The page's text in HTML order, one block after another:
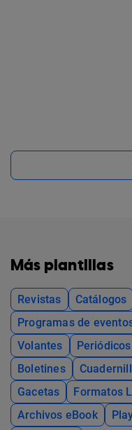
Más plantillas
Revistas Catálogos
Programas de
Volantes
Periódicos
Boletines
Gacetas
Formatos
Archivos eBook